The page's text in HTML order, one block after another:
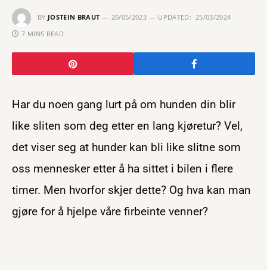
BY JOSTEIN BRAUT 20/05/2023 UPDATED: 25/03/2024
7 MINS READ
Har du noen gang lurt på om hunden din blir
like sliten som deg etter en lang kjøretur? Vel,
det viser seg at hunder kan bli like slitne som
oss mennesker etter å ha sittet i bilen i flere
timer. Men hvorfor skjer dette? Og hva kan man
gjøre for å hjelpe våre firbeinte venner?